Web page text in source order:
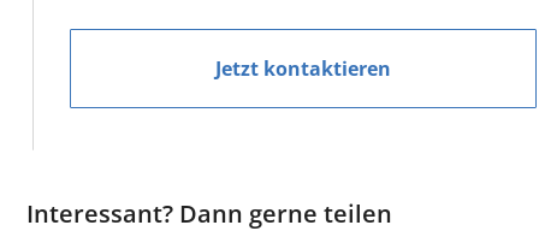
Jetzt kontaktieren
Interessant? Dann gerne teilen